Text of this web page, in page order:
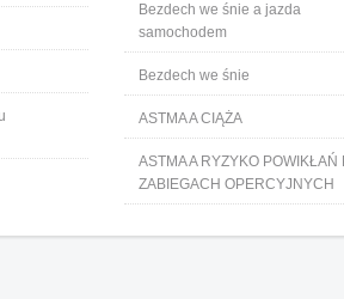
Bezdech we śnie a jazda
samochodem
Bezdech we śnie
ASTMA A CIĄŻA
ASTMA A RYZYKO POWIKŁAŃ
ZABIEGACH OPERCYJNYCH